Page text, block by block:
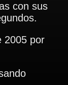
con sus
2005 por